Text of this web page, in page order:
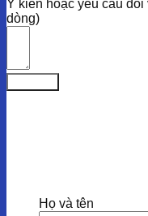
Ý kiến hoặc yêu cầu
dòng)
Họ và tên